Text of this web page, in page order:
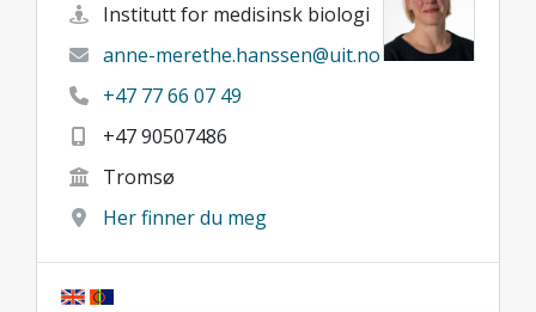
Institutt for medisinsk biologi
anne-merethe.hanssen@uit.no
+47 77 66 07 49
+47 90507486
Tromsø
Her finner du meg